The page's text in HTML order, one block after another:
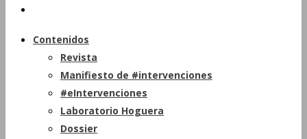
Contenidos
Revista
Manifiesto de #intervenciones
#eIntervenciones
Laboratorio Hoguera
Dossier